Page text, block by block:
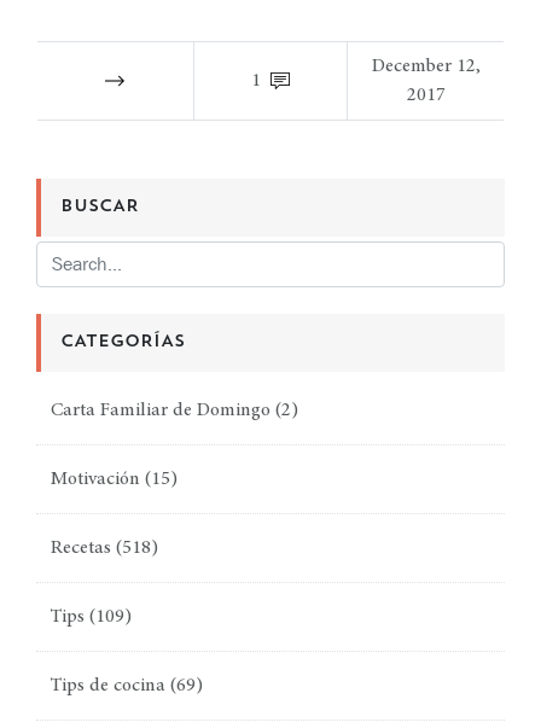
1
December 12,
2017
BUSCAR
CATEGORÍAS
Carta Familiar de Domingo (2)
Motivación (15)
Recetas (518)
Tips (109)
Tips de cocina (69)